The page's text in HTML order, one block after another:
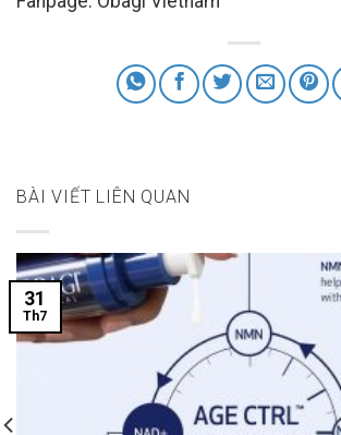
BÀI VIẾT LIÊN QUAN
31
Th7